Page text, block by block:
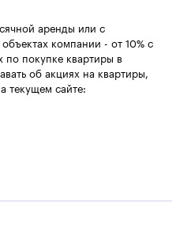
аренды или с
компании - от 10% с
по покупке квартиры в
об акциях на квартиры,
текущем сайте: